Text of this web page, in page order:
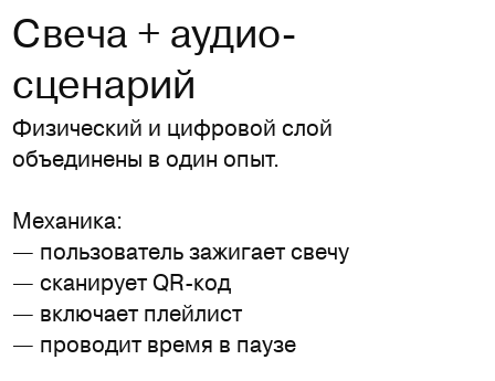
Свеча + аудио-
сценарий
Физический и цифровой слой
объединены в один опыт.
Механика:
— пользователь зажигает свечу
— сканирует QR-код
— включает плейлист
— проводит время в паузе